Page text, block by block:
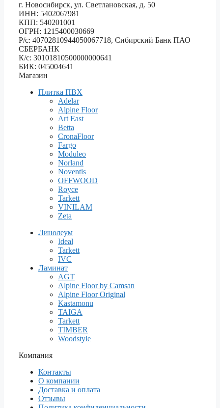
г. Новосибирск, ул. Светлановская, д. 50
ИНН: 5402067981
КПП: 540201001
ОГРН: 1215400030669
Р/с: 40702810944050067718, Сибирский Банк ПАО
СБЕРБАНК
К/с: 30101810500000000641
БИК: 045004641
Магазин
Плитка ПВХ
Adelar
Alpine Floor
Art East
Betta
CronaFloor
Fargo
Moduleo
Norland
Noventis
OFFWOOD
Royce
Tarkett
VINILAM
Zeta
Линолеум
Ideal
Tarkett
IVC
Ламинат
AGT
Alpine Floor by Camsan
Alpine Floor Original
Kastamonu
TAIGA
Tarkett
TIMBER
Woodstyle
Компания
Контакты
О компании
Доставка и оплата
Отзывы